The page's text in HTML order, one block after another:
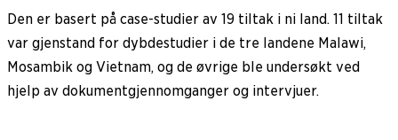
Den er basert på case-studier av 19 tiltak i ni land. 11 tiltak
var gjenstand for dybdestudier i de tre landene Malawi,
Mosambik og Vietnam, og de øvrige ble undersøkt ved
hjelp av dokumentgjennomganger og intervjuer.